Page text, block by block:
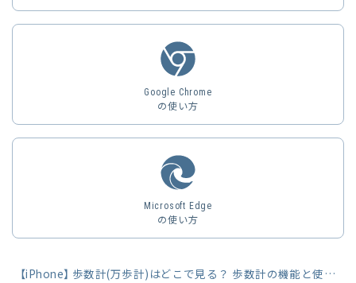
Google Chrome
の使い方
Microsoft Edge
の使い方
【iPhone】 歩数計(万歩計)はどこで見る？ 歩数計の機能と使い方